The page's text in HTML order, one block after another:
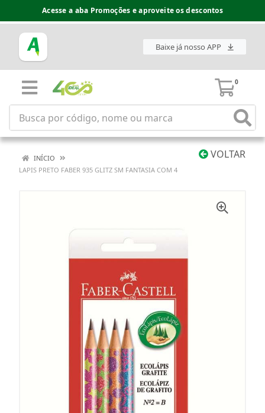
Acesse a aba Promoções e aproveite os descontos
Baixe já nosso APP
0
VOLTAR
INÍCIO
LAPIS PRETO FABER 935 GLITZ SM FANTASIA COM 4